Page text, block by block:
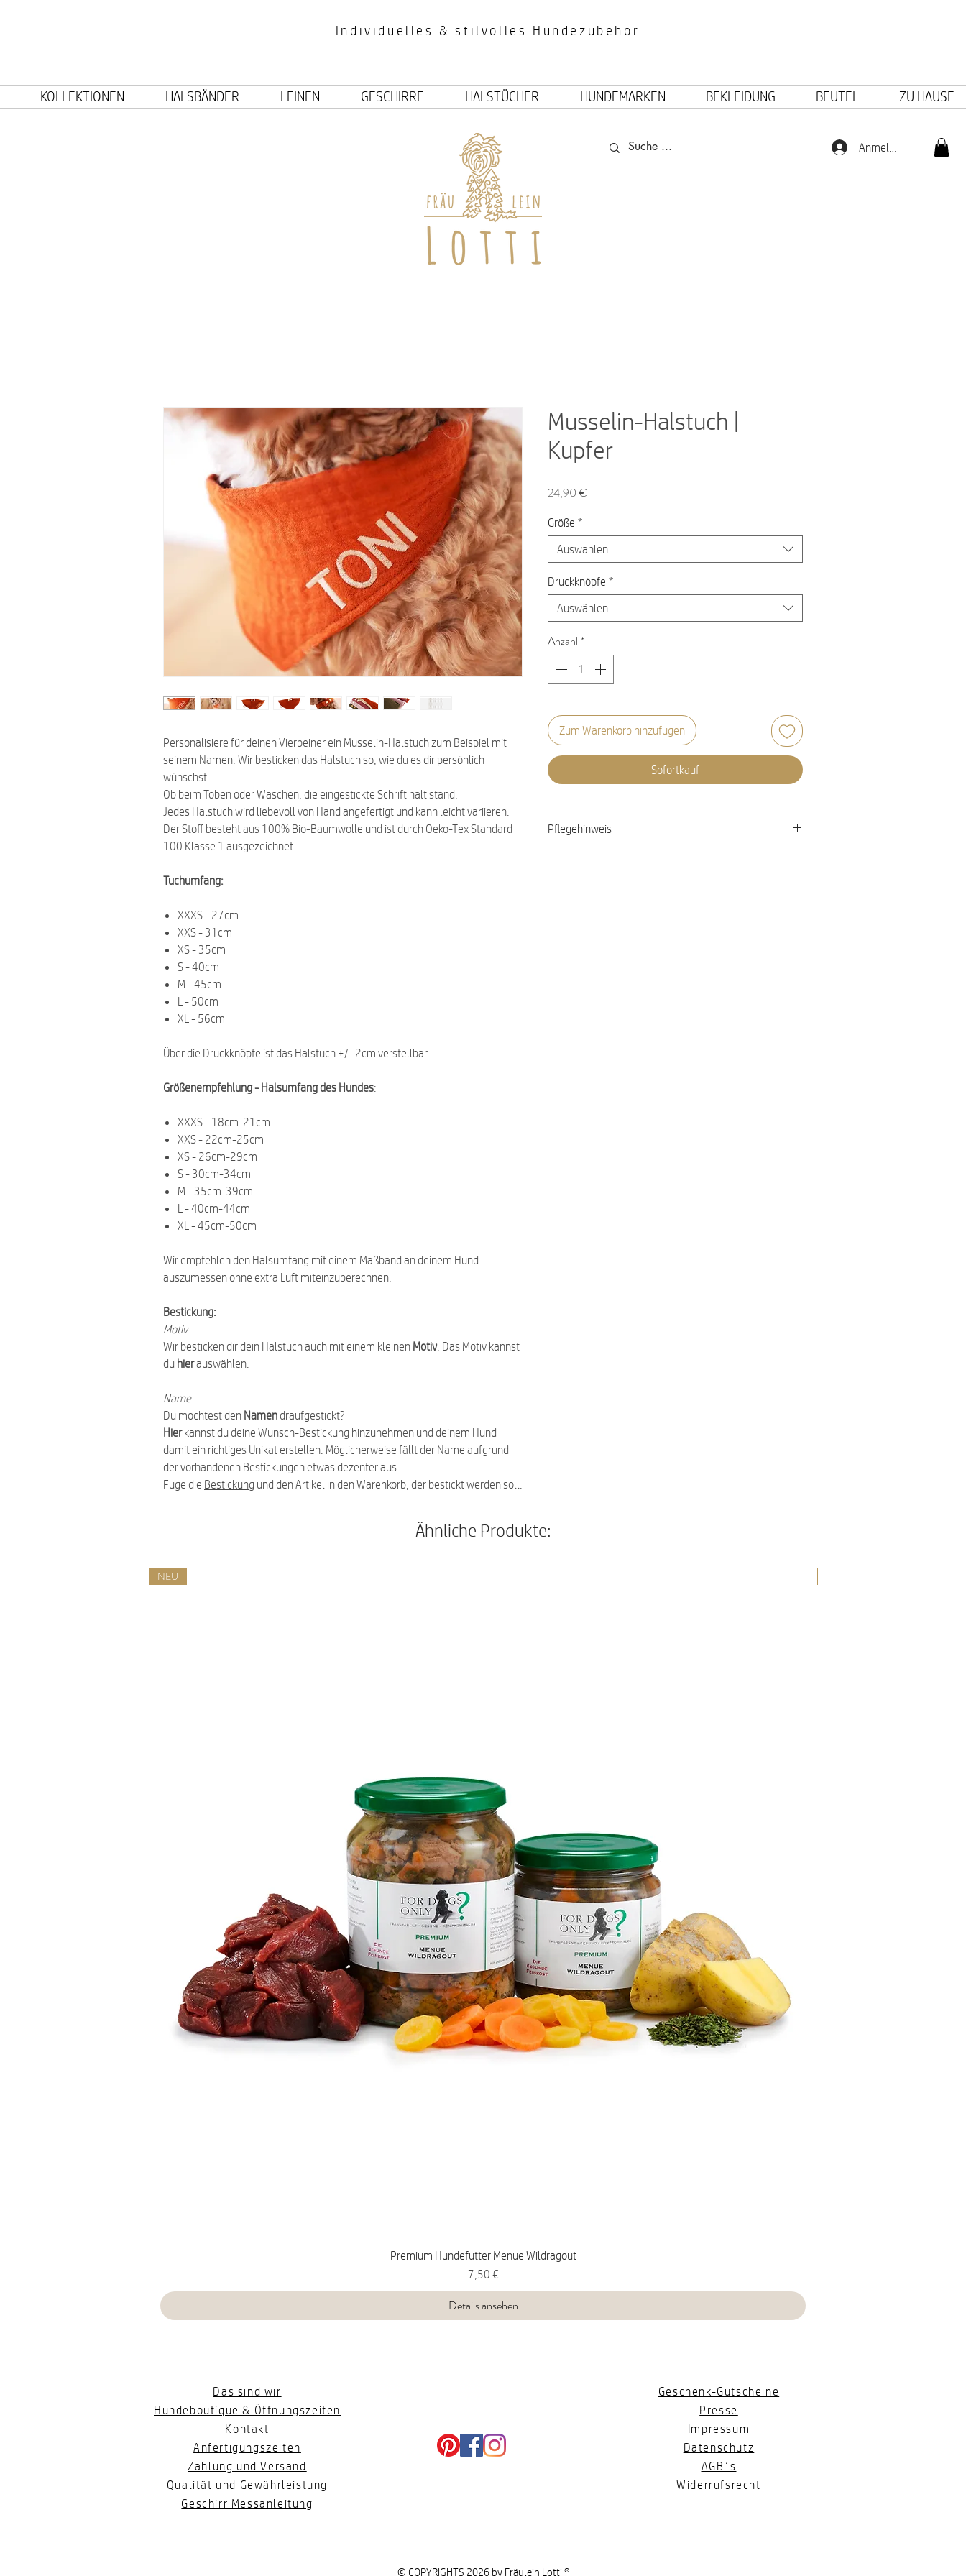
Individuelles & stilvolles Hundezubehör
KOLLEKTIONEN HALSBÄNDER LEINEN GESCHIRRE HALSTÜCHER HUNDEMARKEN BEKLEIDUNG BEUTEL ZU HAUSE
Anmelden
Personalisiere für deinen Vierbeiner ein Musselin-Halstuch zum Beispiel mit
seinem Namen. Wir besticken das Halstuch so, wie du es dir persönlich
wünschst.
Ob beim Toben oder Waschen, die eingestickte Schrift hält stand.
Jedes Halstuch wird liebevoll von Hand angefertigt und kann leicht variieren.
Der Stoff besteht aus 100% Bio-Baumwolle und ist durch Oeko-Tex Standard
100 Klasse 1 ausgezeichnet.
Tuchumfang:
XXXS - 27cm
XXS - 31cm
XS - 35cm
S - 40cm
M - 45cm
L - 50cm
XL - 56cm
Über die Druckknöpfe ist das Halstuch +/- 2cm verstellbar.
Größenempfehlung - Halsumfang des Hundes:
XXXS - 18cm-21cm
XXS - 22cm-25cm
XS - 26cm-29cm
S - 30cm-34cm
M - 35cm-39cm
L - 40cm-44cm
XL - 45cm-50cm
Wir empfehlen den Halsumfang mit einem Maßband an deinem Hund
auszumessen ohne extra Luft miteinzuberechnen.
Bestickung:
Motiv
Wir besticken dir dein Halstuch auch mit einem kleinen Motiv. Das Motiv kannst
du hierauswählen.
Name
Du möchtest den Namen draufgestickt?
Hierkannst du deine Wunsch-Bestickung hinzunehmen und deinem Hund
damit ein richtiges Unikat erstellen. Möglicherweise fällt der Name aufgrund
der vorhandenen Bestickungen etwas dezenter aus.
Füge die Bestickung und den Artikel in den Warenkorb, der bestickt werden soll.
Musselin-Halstuch |
Kupfer
24,90 €
Größe *
Auswählen
Druckknöpfe *
Auswählen
Anzahl *
Zum Warenkorb hinzufügen
Sofortkauf
Pflegehinweis
Ähnliche Produkte:
NEU
Premium Hundefutter Menue Wildragout
Preis
7,50 €
Details ansehen
Das sind wir
Hundeboutique & Öffnungszeiten
Kontakt
Anfertigungszeiten
Zahlung und Versand
Qualität und Gewährleistung
Geschirr Messanleitung
Geschenk-Gutscheine
Presse
Impressum
Datenschutz
AGB´s
Widerrufsrecht
© COPYRIGHTS 2026 by Fräulein Lotti ®